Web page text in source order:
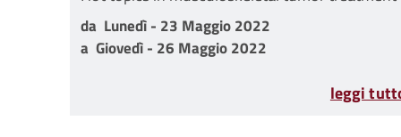
da Lunedì - 23 Maggio 2022 a Giovedì - 26
da Lunedì - 23 Maggio 2022
a Giovedì - 26 Maggio 2022
leggi